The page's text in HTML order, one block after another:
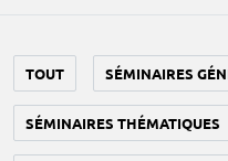
TOUT SÉMINAIRES
SÉMINAIRES THÉMATIQUES